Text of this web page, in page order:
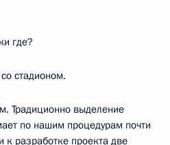
где?
стадионом.
Традиционно выделение
по нашим процедурам почти
разработке проекта две